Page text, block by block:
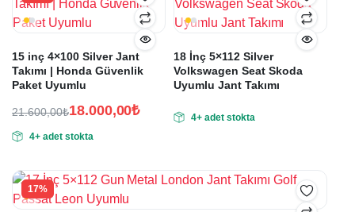
15 inç 4×100 Silver Jant
Takımı | Honda Güvenlik
Paket Uyumlu
21.600,00₺
fiyat:
18.000,00₺
andaki
18.000,00₺.
4+ adet stokta
18 İnç 5×112 Silver
Volkswagen Seat Skoda
Uyumlu Jant Takımı
4+ adet stokta
17%